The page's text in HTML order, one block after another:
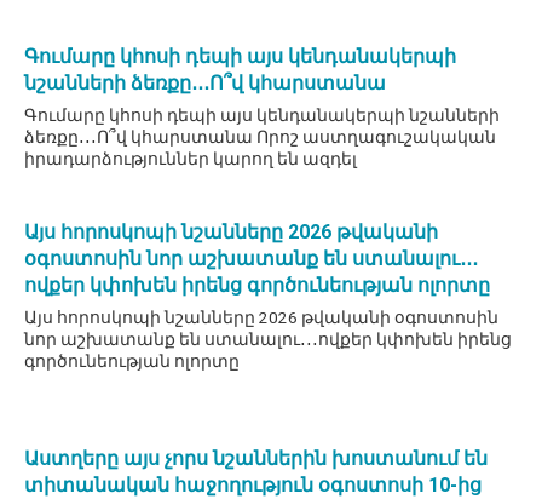
Գումարը կհոսի դեպի այս կենդանակերպի
նշանների ձեռքը․․․Ո՞վ կհարստանա
Գումարը կհոսի դեպի այս կենդանակերպի նշանների
ձեռքը․․․Ո՞վ կհարստանա Որոշ աստղագուշակական
իրադարձություններ կարող են ազդել
Այս հորոսկոպի նշանները 2026 թվականի
օգոստոսին նոր աշխատանք են ստանալու․․․
ովքեր կփոխեն իրենց գործունեության ոլորտը
Այս հորոսկոպի նշանները 2026 թվականի օգոստոսին
նոր աշխատանք են ստանալու․․․ովքեր կփոխեն իրենց
գործունեության ոլորտը
Աստղերը այս չորս նշաններին խոստանում են
տիտանական հաջողություն օգոստոսի 10-ից